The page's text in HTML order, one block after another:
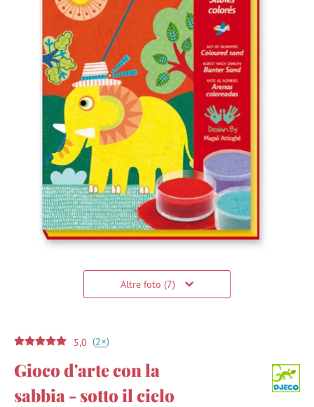
Altre foto (7)
5,0 (2+)
Gioco d'arte con la
sabbia - sotto il cielo